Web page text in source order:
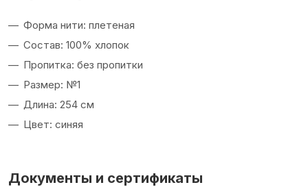
Форма нити: плетеная
Состав: 100% хлопок
Пропитка: без пропитки
Размер: №1
Длина: 254 см
Цвет: синяя
Документы и сертификаты